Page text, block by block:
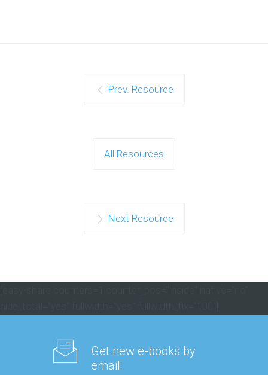
Prev. Resource
All Resources
Next Resource
Get new e-books by
email: